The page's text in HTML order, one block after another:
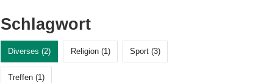
Schlagwort
Diverses (2) Religion (1) Sport (3)
Treffen (1)